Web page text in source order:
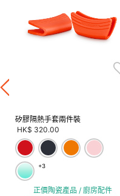
矽膠隔熱手套兩件裝
HK$ 320.00
+3
正價陶瓷產品 / 廚房配件